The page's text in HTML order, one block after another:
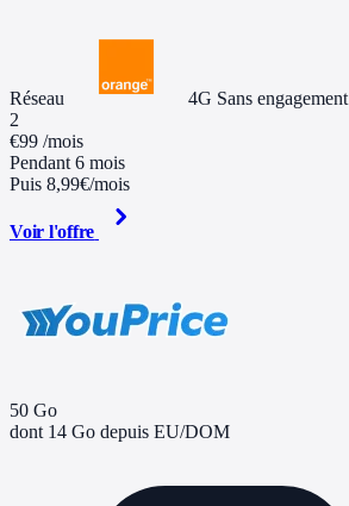
Réseau 4G Sans engagement
2
€99 /mois
Pendant 6 mois
Puis 8,99€/mois
Voir l'offre
50 Go
dont 14 Go depuis EU/DOM